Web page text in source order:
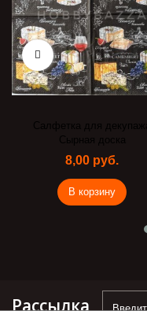
Салфетка для
Сырная доска
8,00 руб.
В корзину
Рассылка